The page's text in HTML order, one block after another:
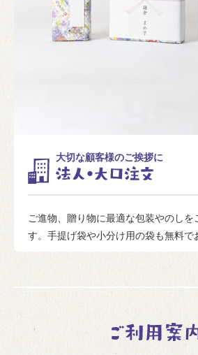
大切な顧客様のご挨拶に
ご進物、贈り物に最適な包装やのしを
す。手提げ袋や小分け用の袋も無料で